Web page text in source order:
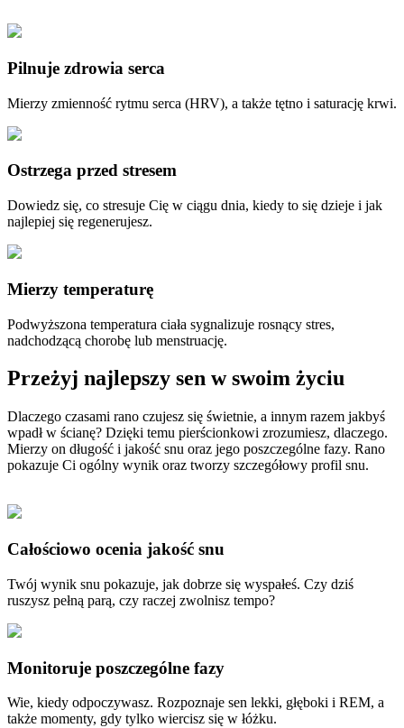
Pilnuje zdrowia serca
Mierzy zmienność rytmu serca (HRV), a także tętno i saturację krwi.
Ostrzega przed stresem
Dowiedz się, co stresuje Cię w ciągu dnia, kiedy to się dzieje i jak
najlepiej się regenerujesz.
Mierzy temperaturę
Podwyższona temperatura ciała sygnalizuje rosnący stres,
nadchodzącą chorobę lub menstruację.
Przeżyj najlepszy sen w swoim życiu
Dlaczego czasami rano czujesz się świetnie, a innym razem jakbyś
wpadł w ścianę? Dzięki temu pierścionkowi zrozumiesz, dlaczego.
Mierzy on długość i jakość snu oraz jego poszczególne fazy. Rano
pokazuje Ci ogólny wynik oraz tworzy szczegółowy profil snu.
Całościowo ocenia jakość snu
Twój wynik snu pokazuje, jak dobrze się wyspałeś. Czy dziś
ruszysz pełną parą, czy raczej zwolnisz tempo?
Monitoruje poszczególne fazy
Wie, kiedy odpoczywasz. Rozpoznaje sen lekki, głęboki i REM, a
także momenty, gdy tylko wiercisz się w łóżku.